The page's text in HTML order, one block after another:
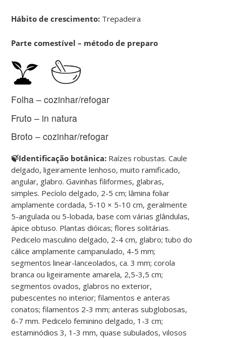
Hábito de crescimento: Trepadeira
Parte comestível – método de preparo
Folha – cozinhar/refogar
Fruto – in natura
Broto – cozinhar/refogar
🍃Identificação botânica: Raízes robustas. Caule
delgado, ligeiramente lenhoso, muito ramificado,
angular, glabro. Gavinhas filiformes, glabras,
simples. Pecíolo delgado, 2-5 cm; lâmina foliar
amplamente cordada, 5-10 × 5-10 cm, geralmente
5-angulada ou 5-lobada, base com várias glândulas,
ápice obtuso. Plantas dióicas; flores solitárias.
Pedicelo masculino delgado, 2-4 cm, glabro; tubo do
cálice amplamente campanulado, 4-5 mm;
segmentos linear-lanceolados, ca. 3 mm; corola
branca ou ligeiramente amarela, 2,5-3,5 cm;
segmentos ovados, glabros no exterior,
pubescentes no interior; filamentos e anteras
conatos; filamentos 2-3 mm; anteras subglobosas,
6-7 mm. Pedicelo feminino delgado, 1-3 cm;
estaminódios 3, 1-3 mm, quase subulados, vilosos